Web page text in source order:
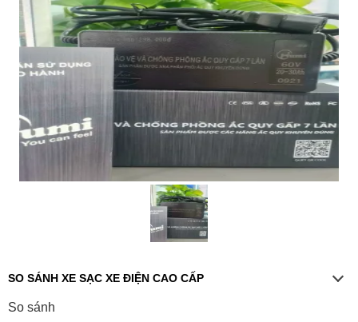
SO SÁNH XE SẠC XE ĐIỆN CAO CẤP
So sánh